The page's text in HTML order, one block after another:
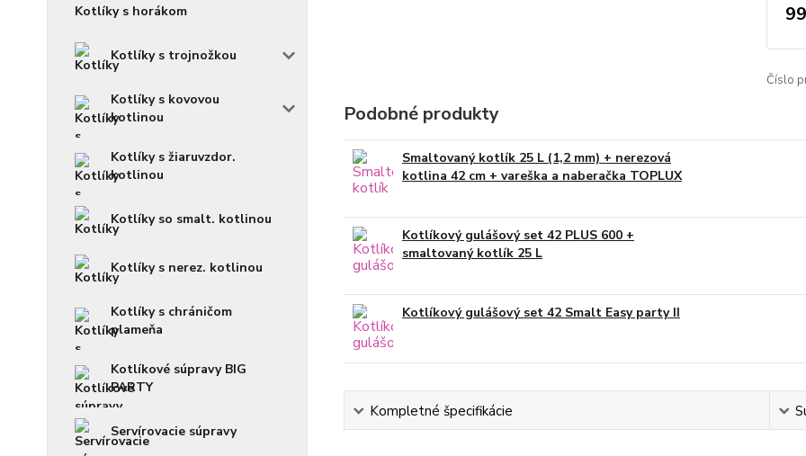
Kotlíky s horákom
Kotlíky s trojnožkou
Kotlíky s kovovou
kotlinou
Kotlíky s žiaruvzdor.
kotlinou
Kotlíky so smalt. kotlinou
Kotlíky s nerez. kotlinou
Kotlíky s chráničom
plameňa
Kotlíkové súpravy BIG
PARTY
Servírovacie súpravy
Číslo
Podobné produkty
Smaltovaný kotlík 25 L (1,2 mm) + nerezová
kotlina 42 cm + vareška a naberačka TOPLUX
Kotlíkový gulášový set 42 PLUS 600 +
smaltovaný kotlík 25 L
Kotlíkový gulášový set 42 Smalt Easy party II
Kompletné špecifikácie